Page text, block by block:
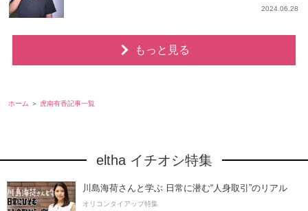
2024.06.28
もっと見る
ホーム 虎南有香記事一覧
eltha イチオシ特集
川島海荷さんと学ぶ 日常に潜む“人身取引”のリアル
オリコンタイアップ特集